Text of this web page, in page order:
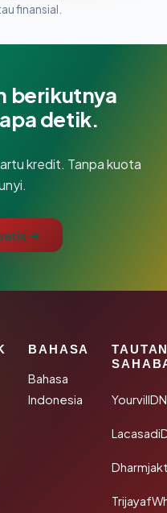
finansial.
berikutnya
detik.
kredit. Tanpa kuota
→
BAHASA
Bahasa
Indonesia